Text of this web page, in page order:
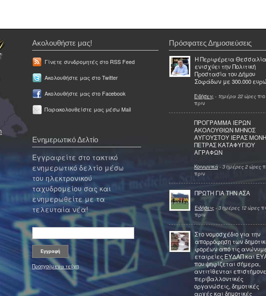
Ακολουθήστε μας!
Γίνετε συνδρομητές στο RSS Feed
Ακολουθήστε μας στο Twitter
Ακολουθήστε μας στο Facebook
Παρακολουθείστε μας μέσω Mail
Ενημερωτικό Δελτίο
Εγγραφείτε στο τακτικό
ενημερωτικό δελτίο μέσω
του ηλεκτρονικού
ταχυδρομείου σας και
ενημερωθείτε με τα
τελευταία νέα!
Προηγούμενα τεύχη
Πρόσφατες Δημοσιεύσεις
Η Περιφέρεια
ενισχύει την Πολιτική
Προστασία του Δήμου
Σοφάδων με 300.000 ευρώ
Ειδήσεις - 1ημέρα 22 ώρες πιο
πριν
ΠΡΟΓΡΑΜΜΑ ΙΕΡΩΝ
ΑΚΟΛΟΥΘΙΩΝ ΜΗΝΟΣ
ΑΥΓΟΥΣΤΟΥ ΙΕΡΑΣ
ΠΕΤΡΑΣ ΚΑΤΑΦΥΓΙΟΥ
ΑΓΡΑΦΩΝ
Κοινωνικά - 3 ημέρες 2 ώρες
πριν
ΠΡΩΤΗ ΓΙΑ ΤΗΝ ΑΣΑ
Ειδήσεις - 3 ημέρες 12 ώρες
πριν
Στο νομοσχέδιο για την
απορρόφηση των
φορέων από τις
εταιρείες ΕΥΔΑΠ και
που ψηφίζεται σήμερα,
αντιτίθενται
περιβαλλοντικές
οργανώσεις, δημοτικές
αρχές και δημοτικές